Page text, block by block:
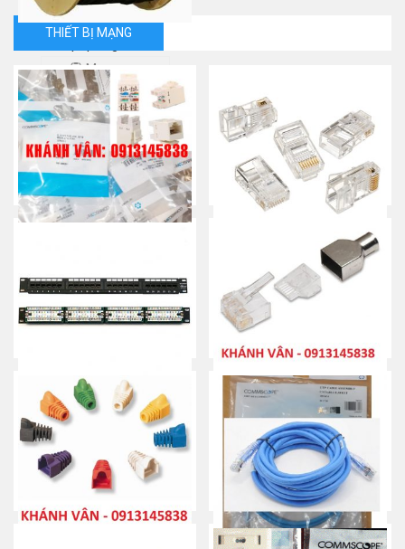
Cáp quang 12 Fo
Mua ngay
THIẾT BỊ MẠNG
/ Nhân mạng/ Keystone
Mua ngay
RJ45 Cat 5e – Jack/ Plug/
Đầu bấm/ Hạt mạng
Mua ngay
Patch panel 24 port CAT5e
RJ45 Cat 6 – Plug/ jack/ Đầu
bấm/ Hạt mạng (3 mảnh)
Mua ngay